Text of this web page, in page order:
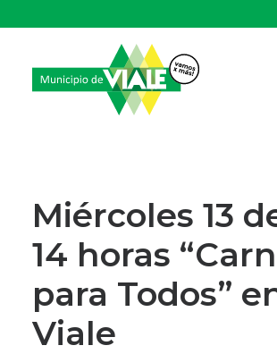
GOBIERNO
HCD
TRÁMITES Y SERVICIOS
CIUDAD
PARQUE INDUSTRIAL
Miércoles 13
14 horas
para Todos”
Viale